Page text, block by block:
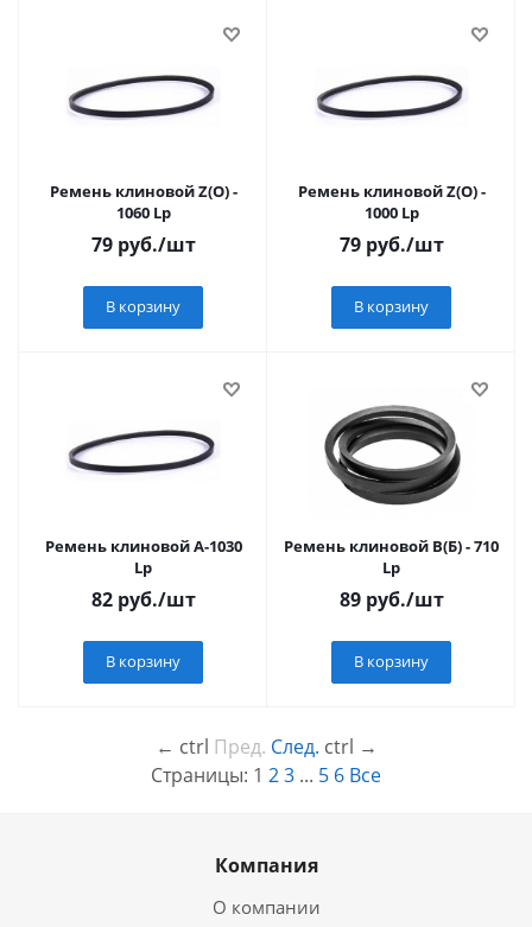
Ремень клиновой Z(О) -
1060 Lp
79руб./шт
В корзину
Ремень клиновой Z(О) -
1000 Lp
79руб./шт
В корзину
Ремень клиновой А-1030
Lp
82руб./шт
В корзину
Ремень клиновой В(Б) - 710
Lp
89руб./шт
В корзину
← ctrl Пред. След. ctrl →
Страницы: 1 23 ... 5 6 Все
Компания
О компании